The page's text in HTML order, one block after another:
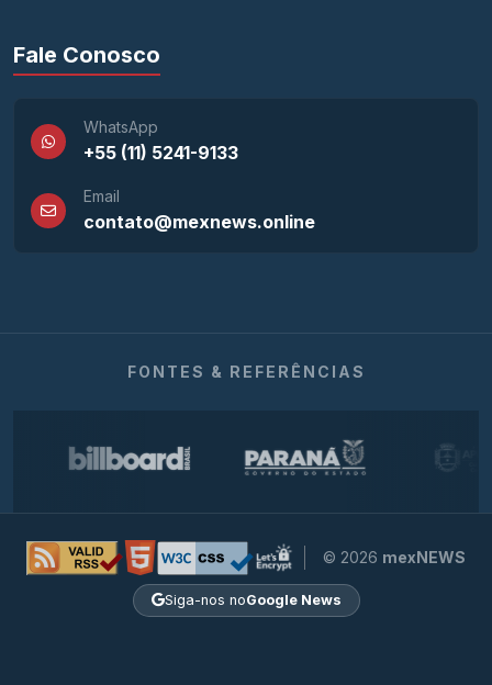
Fale Conosco
WhatsApp
+55 (11) 5241-9133
Email
contato@mexnews.online
FONTES & REFERÊNCIAS
© 2026 mexNEWS
Siga-nos noGoogle News